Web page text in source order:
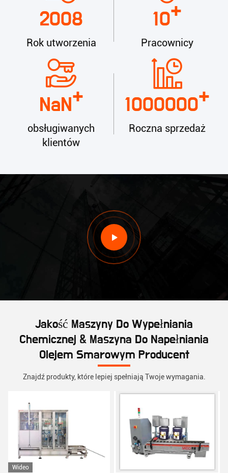
2008
Rok utworzenia
10+
Pracownicy
NaN+
obsługiwanych
klientów
1000000+
Roczna sprzedaż
Jakość Maszyny Do Wypełniania
Chemicznej & Maszyna Do Napełniania
Olejem Smarowym Producent
Znajdź produkty, które lepiej spełniają Twoje wymagania.
Wideo